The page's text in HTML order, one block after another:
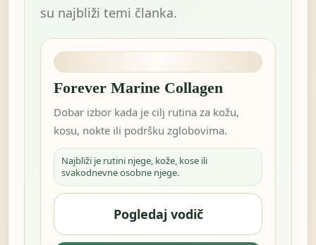
su najbliži temi članka.
Forever Marine Collagen
Dobar izbor kada je cilj rutina za kožu,
kosu, nokte ili podršku zglobovima.
Najbliži je rutini njege, kože, kose ili
svakodnevne osobne njege.
Pogledaj vodič